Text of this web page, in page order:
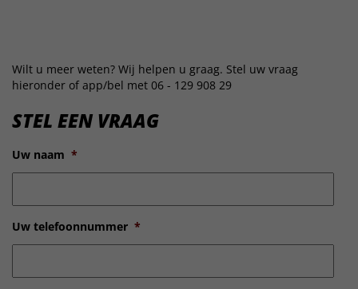
Wilt u meer weten? Wij helpen u graag. Stel uw vraag
hieronder of app/bel met 06 - 129 908 29
STEL EEN VRAAG
Uw naam *
Uw telefoonnummer *